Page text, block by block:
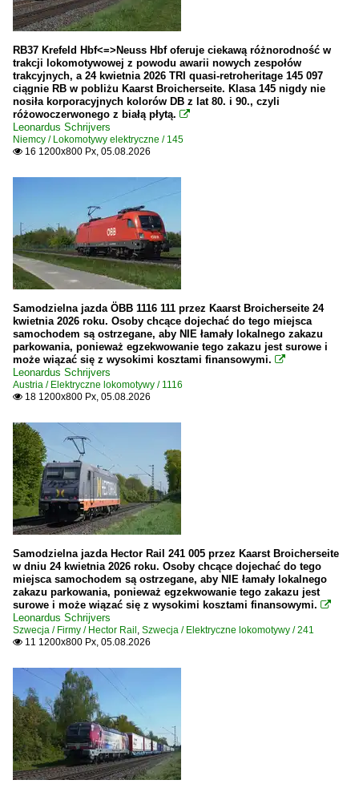
RB37 Krefeld Hbf<=>Neuss Hbf oferuje ciekawą różnorodność w
trakcji lokomotywowej z powodu awarii nowych zespołów
trakcyjnych, a 24 kwietnia 2026 TRI quasi-retroheritage 145 097
ciągnie RB w pobliżu Kaarst Broicherseite. Klasa 145 nigdy nie
nosiła korporacyjnych kolorów DB z lat 80. i 90., czyli
różowoczerwonego z białą płytą. 
Leonardus Schrijvers
Niemcy / Lokomotywy elektryczne / 145
 16 1200x800 Px, 05.08.2026
Samodzielna jazda ÖBB 1116 111 przez Kaarst Broicherseite 24
kwietnia 2026 roku. Osoby chcące dojechać do tego miejsca
samochodem są ostrzegane, aby NIE łamały lokalnego zakazu
parkowania, ponieważ egzekwowanie tego zakazu jest surowe i
może wiązać się z wysokimi kosztami finansowymi. 
Leonardus Schrijvers
Austria / Elektryczne lokomotywy / 1116
 18 1200x800 Px, 05.08.2026
Samodzielna jazda Hector Rail 241 005 przez Kaarst Broicherseite
w dniu 24 kwietnia 2026 roku. Osoby chcące dojechać do tego
miejsca samochodem są ostrzegane, aby NIE łamały lokalnego
zakazu parkowania, ponieważ egzekwowanie tego zakazu jest
surowe i może wiązać się z wysokimi kosztami finansowymi. 
Leonardus Schrijvers
Szwecja / Firmy / Hector Rail , Szwecja / Elektryczne lokomotywy / 241
 11 1200x800 Px, 05.08.2026